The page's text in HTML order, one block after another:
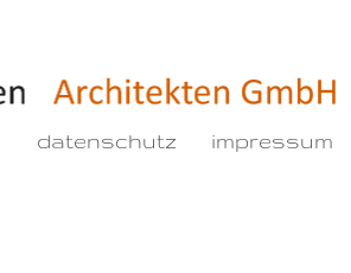
datenschutz impressum